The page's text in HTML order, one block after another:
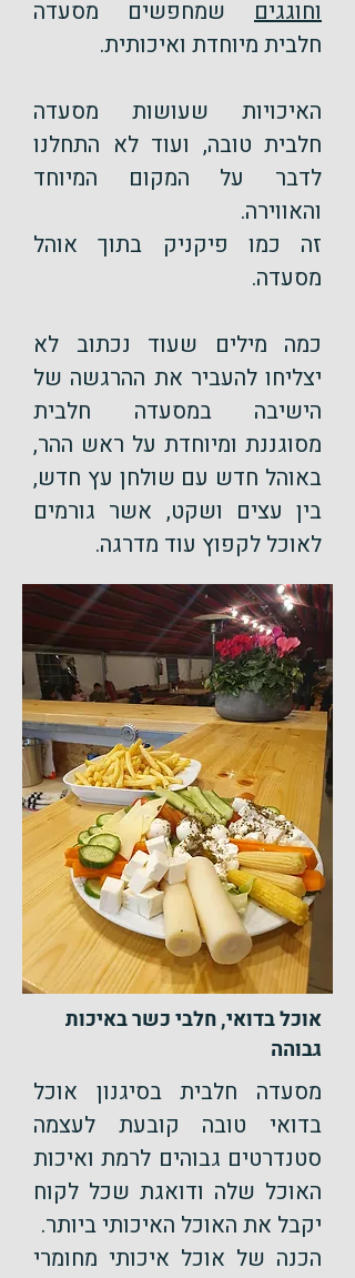
וחוגגים שמחפשים מסעדה
חלבית מיוחדת ואיכותית.
האיכויות שעושות מסעדה
חלבית טובה, ועוד לא התחלנו
לדבר על המקום המיוחד
והאווירה.
זה כמו פיקניק בתוך אוהל
מסעדה.
כמה מילים שעוד נכתוב לא
יצליחו להעביר את ההרגשה של
הישיבה במסעדה חלבית
מסוגננת ומיוחדת על ראש ההר,
באוהל חדש עם שולחן עץ חדש,
בין עצים ושקט, אשר גורמים
לאוכל לקפוץ עוד מדרגה.
אוכל בדואי, חלבי כשר באיכות
גבוהה
מסעדה חלבית בסיגנון אוכל
בדואי טובה קובעת לעצמה
סטנדרטים גבוהים לרמת ואיכות
האוכל שלה ודואגת שכל לקוח
יקבל את האוכל האיכותי ביותר.
הכנה של אוכל איכותי מחומרי